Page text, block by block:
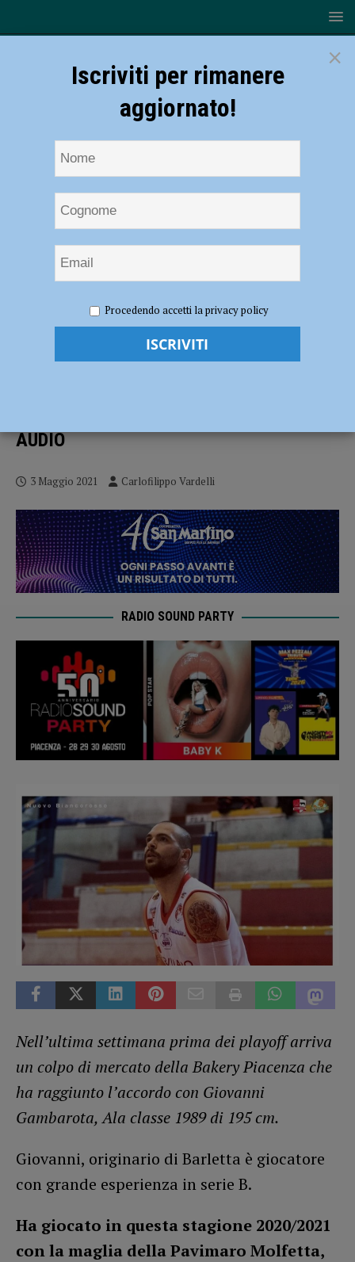
Piacenza si rinforza in vista dei playoff con Giovanni Gambarota: “Non
vedo di lottare per questa maglia” – AUDIO
La Bakery Piacenza si rinforza in vista dei
AUDIO
3 Maggio 2021 Carlofilippo Vardelli
RADIO SOUND PARTY
Nell’ultima settimana prima dei playoff arriva
un colpo di mercato della Bakery Piacenza che
ha raggiunto l’accordo con Giovanni
Gambarota, Ala classe 1989 di 195 cm.
Giovanni, originario di Barletta è giocatore
con grande esperienza in serie B.
Ha giocato in questa stagione 2020/2021
con la maglia della Pavimaro Molfetta,
×
Iscriviti per rimanere
aggiornato!
Procedendo accetti la privacy policy